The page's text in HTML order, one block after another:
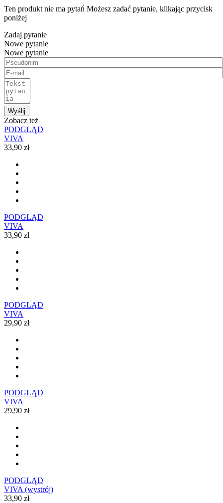
Ten produkt nie ma pytań Możesz zadać pytanie, klikając przycisk
poniżej
Zadaj pytanie
Nowe pytanie
Nowe pytanie
Wyślij
Zobacz też
PODGLĄD
VIVA
33,90 zł
PODGLĄD
VIVA
33,90 zł
PODGLĄD
VIVA
29,90 zł
PODGLĄD
VIVA
29,90 zł
PODGLĄD
VIVA (wystrój)
33,90 zł